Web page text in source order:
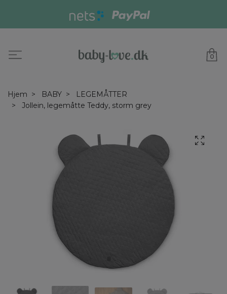
0
Hjem BABY
LEGEMÅTTER
Jollein, legemåtte Teddy, storm grey